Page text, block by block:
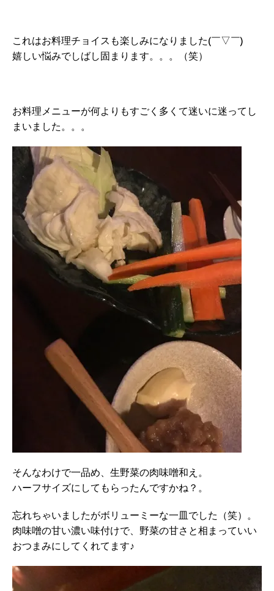
これはお料理チョイスも楽しみになりました(￣▽￣)
嬉しい悩みでしばし固まります。。。（笑）
お料理メニューが何よりもすごく多くて迷いに迷ってし
まいました。。。
そんなわけで一品め、生野菜の肉味噌和え。
ハーフサイズにしてもらったんですかね？。
忘れちゃいましたがボリューミーな一皿でした（笑）。
肉味噌の甘い濃い味付けで、野菜の甘さと相まっていい
おつまみにしてくれてます♪